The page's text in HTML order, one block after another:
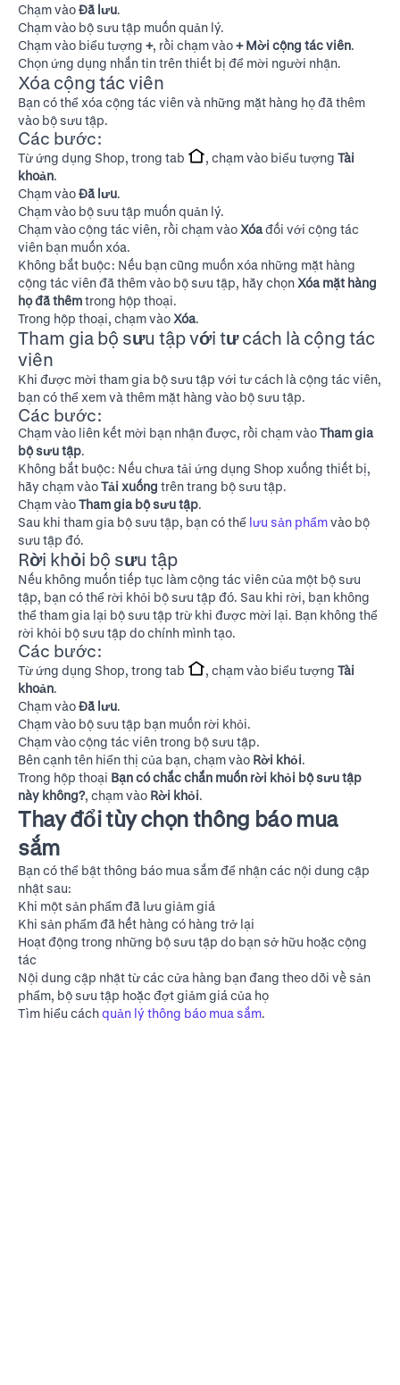
Chạm vàoĐã lưu.
Chạm vào bộ sưu tập muốn quản lý.
Chạm vào biểu tượng +, rồi chạm vào+ Mời cộng tác viên.
Chọn ứng dụng nhắn tin trên thiết bị để mời người nhận.
Xóa cộng tác viên
Bạn có thể xóa cộng tác viên và những mặt hàng họ đã thêm
vào bộ sưu tập.
Các bước:
Từ ứng dụng Shop, trong tab , chạm vào biểu tượng Tài
khoản.
Chạm vàoĐã lưu.
Chạm vào bộ sưu tập muốn quản lý.
Chạm vào cộng tác viên, rồi chạm vào Xóađối với cộng tác
viên bạn muốn xóa.
Không bắt buộc: Nếu bạn cũng muốn xóa những mặt hàng
cộng tác viên đã thêm vào bộ sưu tập, hãy chọn Xóa mặt hàng
họ đã thêmtrong hộp thoại.
Trong hộp thoại, chạm vào Xóa.
Tham gia bộ sưu tập với tư cách là cộng tác
viên
Khi được mời tham gia bộ sưu tập với tư cách là cộng tác viên,
bạn có thể xem và thêm mặt hàng vào bộ sưu tập.
Các bước:
Chạm vào liên kết mời bạn nhận được, rồi chạm vàoTham gia
bộ sưu tập.
Không bắt buộc: Nếu chưa tải ứng dụng Shop xuống thiết bị,
hãy chạm vàoTải xuống trên trang bộ sưu tập.
Chạm vàoTham gia bộ sưu tập.
Sau khi tham gia bộ sưu tập, bạn có thể lưu sản phẩmvào bộ
sưu tập đó.
Rời khỏi bộ sưu tập
Nếu không muốn tiếp tục làm cộng tác viên của một bộ sưu
tập, bạn có thể rời khỏi bộ sưu tập đó. Sau khi rời, bạn không
thể tham gia lại bộ sưu tập trừ khi được mời lại. Bạn không thể
rời khỏi bộ sưu tập do chính mình tạo.
Các bước:
Từ ứng dụng Shop, trong tab , chạm vào biểu tượng Tài
khoản.
Chạm vàoĐã lưu.
Chạm vào bộ sưu tập bạn muốn rời khỏi.
Chạm vào cộng tác viên trong bộ sưu tập.
Bên cạnh tên hiển thị của bạn, chạm vào Rời khỏi.
Trong hộp thoại Bạn có chắc chắn muốn rời khỏi bộ sưu tập
này không?, chạm vào Rời khỏi.
Thay đổi tùy chọn thông báo mua
sắm
Bạn có thể bật thông báo mua sắm để nhận các nội dung cập
nhật sau:
Khi một sản phẩm đã lưu giảm giá
Khi sản phẩm đã hết hàng có hàng trở lại
Hoạt động trong những bộ sưu tập do bạn sở hữu hoặc cộng
tác
Nội dung cập nhật từ các cửa hàng bạn đang theo dõi về sản
phẩm, bộ sưu tập hoặc đợt giảm giá của họ
Tìm hiểu cáchquản lý thông báo mua sắm.